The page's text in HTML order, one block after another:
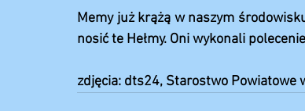
Memy już krążą w naszym
nosić te Hełmy. Oni wykonali
zdjęcia: dts24, Starostwo Powiatowe